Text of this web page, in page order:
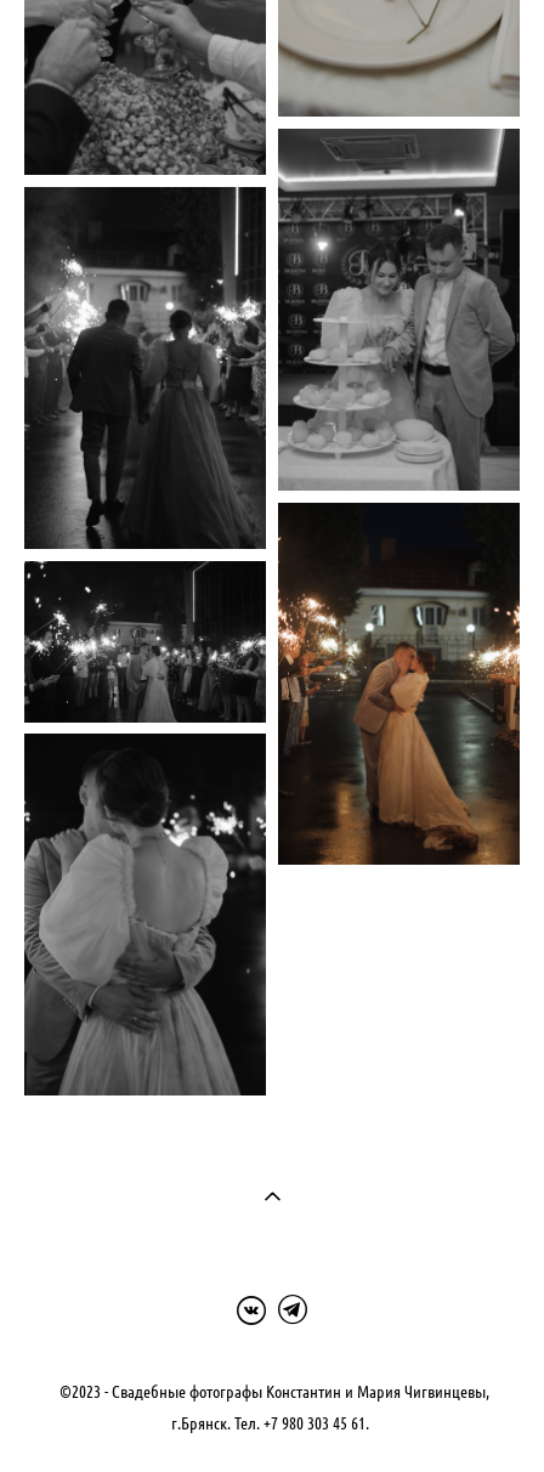
©2023 - Свадебные фотографы Константин и Мария Чигвинцевы,
г.Брянск. Тел. +7 980 303 45 61.